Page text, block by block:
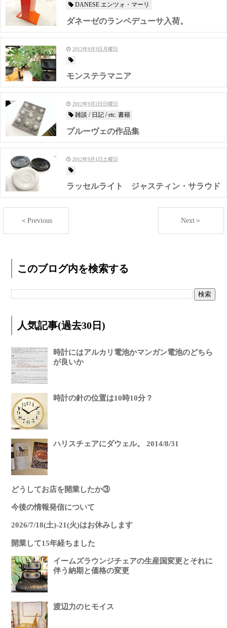
DANESE エンツォ・マーリ
ダネーゼのランペデューサ入荷。
2012年9月3日月曜日
モンステラマニア
2012年9月2日日曜日
雑談 / 日記 / etc. 書籍
プルーヴェの作品集
2012年9月1日土曜日
ラッセルライト ジャスティン・サラウド
＜Previous Next＞
このブログ内を検索する
人気記事(過去30日)
時計にはアルカリ電池かマンガン電池のどちら
が良いか
時計の針の位置は10時10分？
ハリスチェアにダウェル。 2014/8/31
どうしてお店を開業したか③
今後の情報発信について
2026/7/18(土)-21(火)はお休みします
開業して15年経ちました
イームズラウンジチェアの生産国変更とそれに
伴う納期と価格の変更
渡辺力のヒモイス